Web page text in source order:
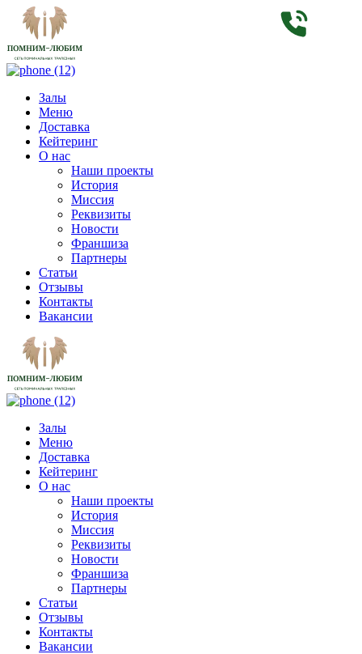
Залы
Меню
Доставка
Кейтеринг
О нас
Наши проекты
История
Миссия
Реквизиты
Новости
Франшиза
Партнеры
Статьи
Отзывы
Контакты
Вакансии
Залы
Меню
Доставка
Кейтеринг
О нас
Наши проекты
История
Миссия
Реквизиты
Новости
Франшиза
Партнеры
Статьи
Отзывы
Контакты
Вакансии